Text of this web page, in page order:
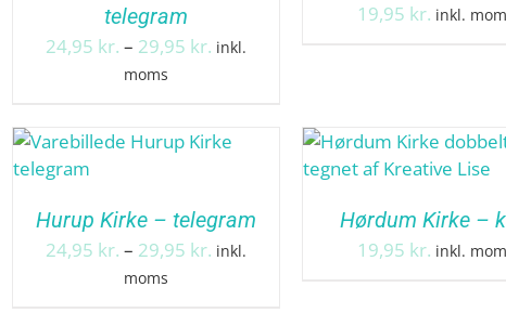
telegram
24,95 kr. – 29,95 kr.Prisinterval:
inkl.
moms
19,95 kr. inkl.
Hurup Kirke – telegram
24,95 kr. – 29,95 kr.Prisinterval:
inkl.
moms
Hørdum Kirke –
19,95 kr. inkl.